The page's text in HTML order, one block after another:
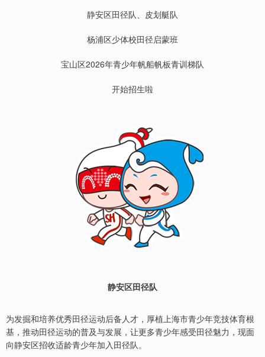
静安区田径队、皮划艇队
杨浦区少体校田径启蒙班
宝山区2026年青少年帆船帆板青训梯队
开始招生啦
静安区田径队
为发掘和培养优秀田径运动后备人才，厚植上海市青少年竞技体育根
基，推动田径运动的普及与发展，让更多青少年感受田径魅力，现面
向静安区招收适龄青少年加入田径队。